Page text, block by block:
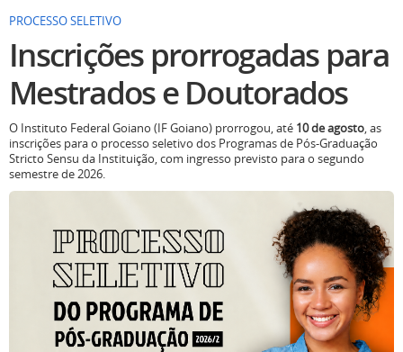
PROCESSO SELETIVO
Inscrições prorrogadas para
Mestrados e Doutorados
O Instituto Federal Goiano (IF Goiano) prorrogou, até 10 de agosto, as
inscrições para o processo seletivo dos Programas de Pós-Graduação
Stricto Sensu da Instituição, com ingresso previsto para o segundo
semestre de 2026.